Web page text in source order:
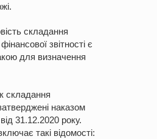
складання
звітності є
для визначення
складання
наказом
31.12.2020 року.
такі відомості: